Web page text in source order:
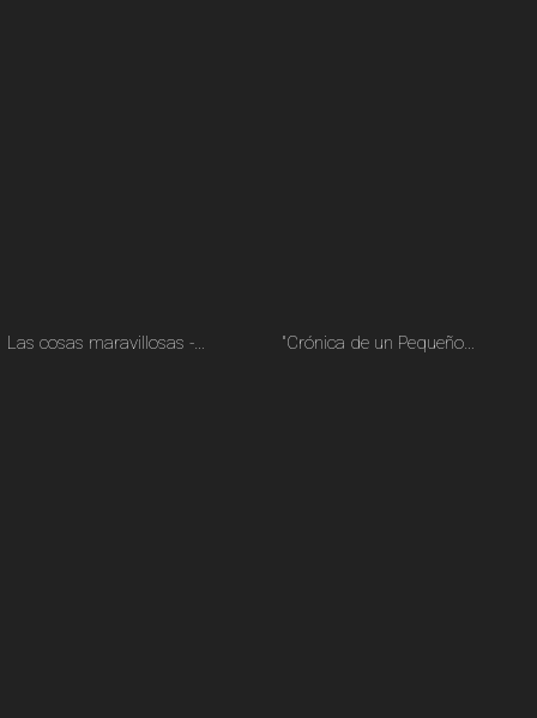
Las cosas maravillosas -… "Crónica de un Pequeño…